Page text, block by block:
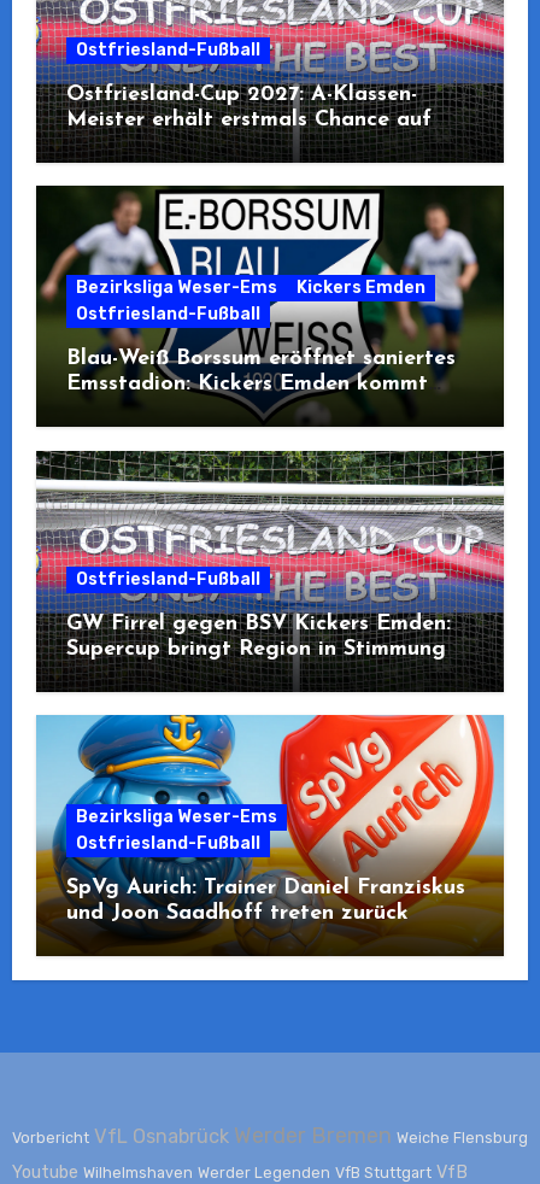
Ostfriesland-Fußball
Ostfriesland-Cup 2027: A-Klassen-
Meister erhält erstmals Chance auf
Teilnahme
Bezirksliga Weser-Ems
Kickers Emden
Ostfriesland-Fußball
Blau-Weiß Borssum eröffnet saniertes
Emsstadion: Kickers Emden kommt
zum Pre-Opening
Ostfriesland-Fußball
GW Firrel gegen BSV Kickers Emden:
Supercup bringt Region in Stimmung
Bezirksliga Weser-Ems
Ostfriesland-Fußball
SpVg Aurich: Trainer Daniel Franziskus
und Joon Saadhoff treten zurück
Vorbericht VfL Osnabrück Werder Bremen Weiche Flensburg
Youtube Wilhelmshaven Werder Legenden VfB Stuttgart VfB